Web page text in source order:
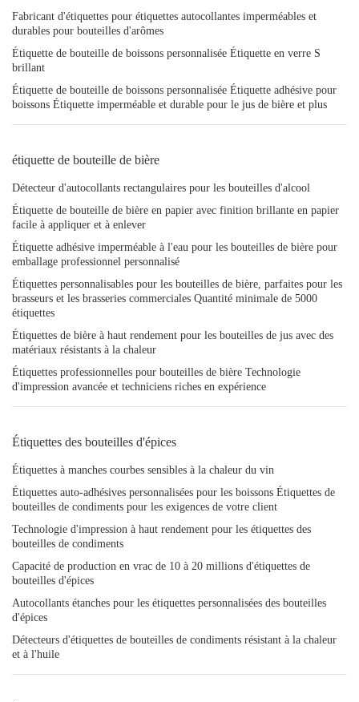
Fabricant d'étiquettes pour étiquettes autocollantes imperméables et
durables pour bouteilles d'arômes
Étiquette de bouteille de boissons personnalisée Étiquette en verre S
brillant
Étiquette de bouteille de boissons personnalisée Étiquette adhésive pour
boissons Étiquette imperméable et durable pour le jus de bière et plus
étiquette de bouteille de bière
Détecteur d'autocollants rectangulaires pour les bouteilles d'alcool
Étiquette de bouteille de bière en papier avec finition brillante en papier
facile à appliquer et à enlever
Étiquette adhésive imperméable à l'eau pour les bouteilles de bière pour
emballage professionnel personnalisé
Étiquettes personnalisables pour les bouteilles de bière, parfaites pour les
brasseurs et les brasseries commerciales Quantité minimale de 5000
étiquettes
Étiquettes de bière à haut rendement pour les bouteilles de jus avec des
matériaux résistants à la chaleur
Étiquettes professionnelles pour bouteilles de bière Technologie
d'impression avancée et techniciens riches en expérience
Étiquettes des bouteilles d'épices
Étiquettes à manches courbes sensibles à la chaleur du vin
Étiquettes auto-adhésives personnalisées pour les boissons Étiquettes de
bouteilles de condiments pour les exigences de votre client
Technologie d'impression à haut rendement pour les étiquettes des
bouteilles de condiments
Capacité de production en vrac de 10 à 20 millions d'étiquettes de
bouteilles d'épices
Autocollants étanches pour les étiquettes personnalisées des bouteilles
d'épices
Détecteurs d'étiquettes de bouteilles de condiments résistant à la chaleur
et à l'huile